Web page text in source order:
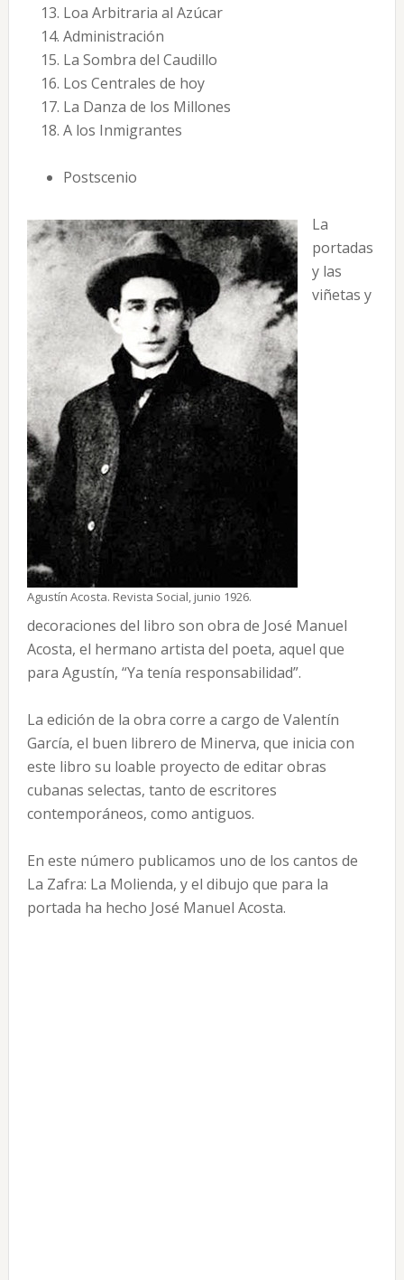
Loa Arbitraria al Azúcar
Administración
La Sombra del Caudillo
Los Centrales de hoy
La Danza de los Millones
A los Inmigrantes
Postscenio
Agustín Acosta. Revista Social, junio 1926.
La
portadas
y las
viñetas y
decoraciones del libro son obra de José Manuel
Acosta, el hermano artista del poeta, aquel que
para Agustín, “Ya tenía responsabilidad”.
La edición de la obra corre a cargo de Valentín
García, el buen librero de Minerva, que inicia con
este libro su loable proyecto de editar obras
cubanas selectas, tanto de escritores
contemporáneos, como antiguos.
En este número publicamos uno de los cantos de
La Zafra: La Molienda, y el dibujo que para la
portada ha hecho José Manuel Acosta.